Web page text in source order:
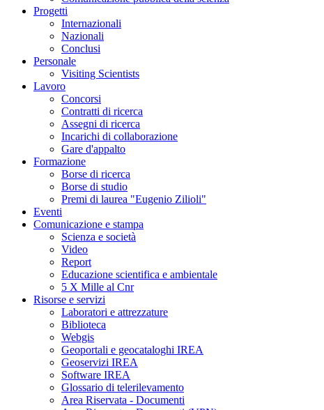
Progetti
Internazionali
Nazionali
Conclusi
Personale
Visiting Scientists
Lavoro
Concorsi
Contratti di ricerca
Assegni di ricerca
Incarichi di collaborazione
Gare d'appalto
Formazione
Borse di ricerca
Borse di studio
Premi di laurea "Eugenio Zilioli"
Eventi
Comunicazione e stampa
Scienza e società
Video
Report
Educazione scientifica e ambientale
5 X Mille al Cnr
Risorse e servizi
Laboratori e attrezzature
Biblioteca
Webgis
Geoportali e geocataloghi IREA
Geoservizi IREA
Software IREA
Glossario di telerilevamento
Area Riservata - Documenti